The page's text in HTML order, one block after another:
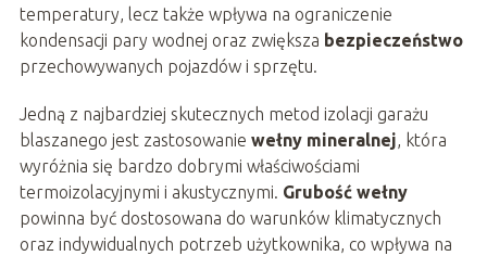
temperatury, lecz także wpływa na ograniczenie
kondensacji pary wodnej oraz zwiększa bezpieczeństwo
przechowywanych pojazdów i sprzętu.
Jedną z najbardziej skutecznych metod izolacji garażu
blaszanego jest zastosowanie wełny mineralnej, która
wyróżnia się bardzo dobrymi właściwościami
termoizolacyjnymi i akustycznymi. Grubość wełny
powinna być dostosowana do warunków klimatycznych
oraz indywidualnych potrzeb użytkownika, co wpływa na